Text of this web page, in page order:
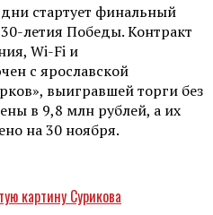
стартует финальный
летия Победы. Контракт
Wi-Fi и
с ярославской
выигравшей торги без
в 9,8 млн рублей, а их
на 30 ноября.
картину Сурикова